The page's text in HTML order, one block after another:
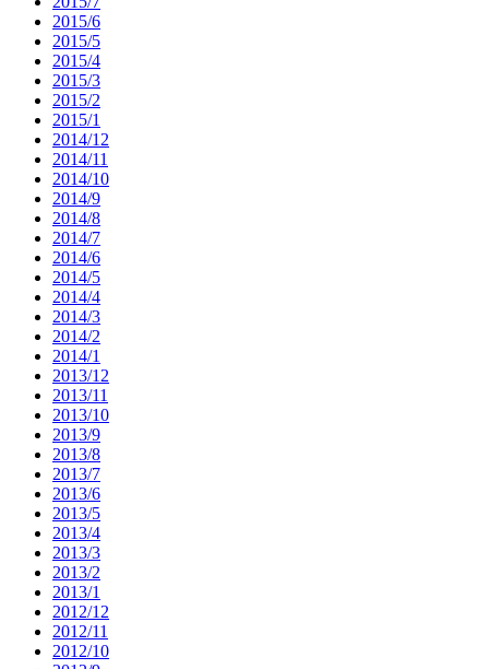
2015/6
2015/5
2015/4
2015/3
2015/2
2015/1
2014/12
2014/11
2014/10
2014/9
2014/8
2014/7
2014/6
2014/5
2014/4
2014/3
2014/2
2014/1
2013/12
2013/11
2013/10
2013/9
2013/8
2013/7
2013/6
2013/5
2013/4
2013/3
2013/2
2013/1
2012/12
2012/11
2012/10